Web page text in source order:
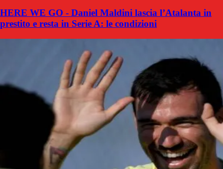
HERE WE GO - Daniel Maldini lascia l’Atalanta in
prestito e resta in Serie A: le condizioni